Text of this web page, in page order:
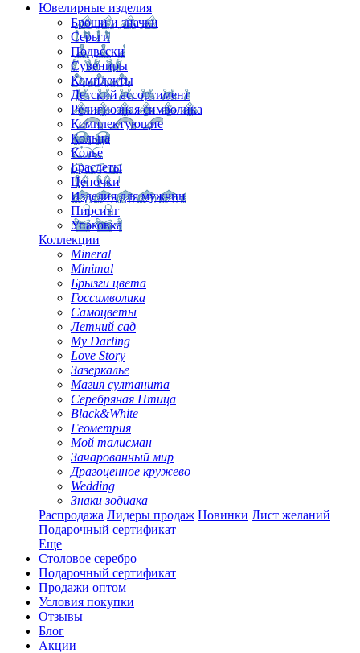
Ювелирные изделия
Броши и значки
Серьги
Подвески
Сувениры
Комплекты
Детский ассортимент
Религиозная символика
Комплектующие
Кольца
Колье
Браслеты
Цепочки
Изделия для мужчин
Пирсинг
Упаковка
Коллекции
Mineral
Minimal
Брызги цвета
Госсимволика
Самоцветы
Летний сад
My Darling
Love Story
Зазеркалье
Магия султанита
Серебряная Птица
Black&White
Геометрия
Мой талисман
Зачарованный мир
Драгоценное кружево
Wedding
Знаки зодиака
Распродажа Лидеры продаж Новинки Лист желаний
Подарочный сертификат
Еще
Столовое серебро
Подарочный сертификат
Продажи оптом
Условия покупки
Отзывы
Блог
Акции